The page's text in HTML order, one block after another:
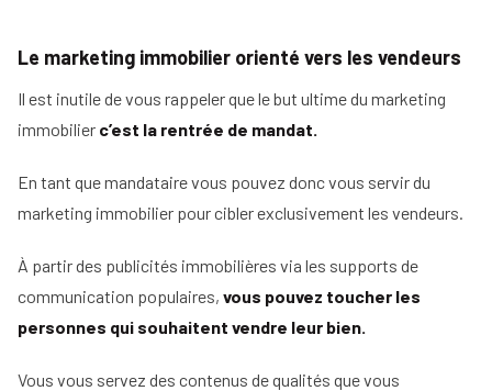
Le marketing immobilier orienté vers les vendeurs
Il est inutile de vous rappeler que le but ultime du marketing
immobilier c’est la rentrée de mandat.
En tant que mandataire vous pouvez donc vous servir du
marketing immobilier pour cibler exclusivement les vendeurs.
À partir des publicités immobilières via les supports de
communication populaires, vous pouvez toucher les
personnes qui souhaitent vendre leur bien.
Vous vous servez des contenus de qualités que vous